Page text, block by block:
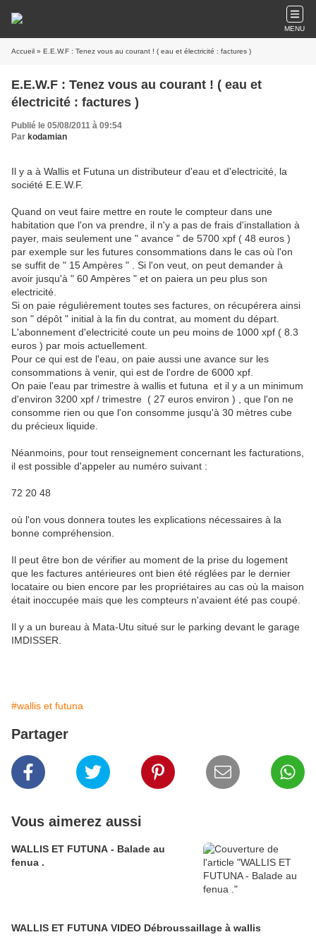
MENU
Accueil » E.E.W.F : Tenez vous au courant ! ( eau et électricité : factures )
E.E.W.F : Tenez vous au courant ! ( eau et
électricité : factures )
Publié le 05/08/2011 à 09:54
Par kodamian
Il y a à Wallis et Futuna un distributeur d'eau et d'electricité, la
société E.E.W.F.
Quand on veut faire mettre en route le compteur dans une
habitation que l'on va prendre, il n'y a pas de frais d'installation à
payer, mais seulement une " avance " de 5700 xpf ( 48 euros )
par exemple sur les futures consommations dans le cas où l'on
se suffit de " 15 Ampères " . Si l'on veut, on peut demander à
avoir jusqu'à " 60 Ampères " et on paiera un peu plus son
electricité.
Si on paie régulièrement toutes ses factures, on récupérera ainsi
son " dépôt " initial à la fin du contrat, au moment du départ.
L'abonnement d'electricité coute un peu moins de 1000 xpf ( 8.3
euros ) par mois actuellement.
Pour ce qui est de l'eau, on paie aussi une avance sur les
consommations à venir, qui est de l'ordre de 6000 xpf.
On paie l'eau par trimestre à wallis et futuna et il y a un minimum
d'environ 3200 xpf / trimestre ( 27 euros environ ) , que l'on ne
consomme rien ou que l'on consomme jusqu'à 30 mètres cube
du précieux liquide.
Néanmoins, pour tout renseignement concernant les facturations,
il est possible d'appeler au numéro suivant :
72 20 48
où l'on vous donnera toutes les explications nécessaires à la
bonne compréhension.
Il peut être bon de vérifier au moment de la prise du logement
que les factures antérieures ont bien été réglées par le dernier
locataire ou bien encore par les propriétaires au cas où la maison
était inoccupée mais que les compteurs n'avaient été pas coupé.
Il y a un bureau à Mata-Utu situé sur le parking devant le garage
IMDISSER.
#wallis et futuna
Partager
Vous aimerez aussi
WALLIS ET FUTUNA - Balade au
fenua .
WALLIS ET FUTUNA VIDEO Débroussaillage à wallis